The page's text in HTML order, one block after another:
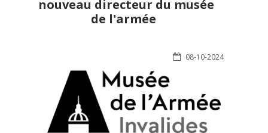
nouveau directeur du musée
de l'armée
08-10-2024